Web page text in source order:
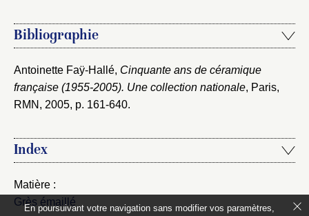
Bibliographie
Antoinette Faÿ-Hallé, Cinquante ans de céramique
française (1955-2005). Une collection nationale, Paris,
RMN, 2005, p. 161-640.
Index
Matière :
Grès émaillé
En poursuivant votre navigation sans modifier vos paramètres,